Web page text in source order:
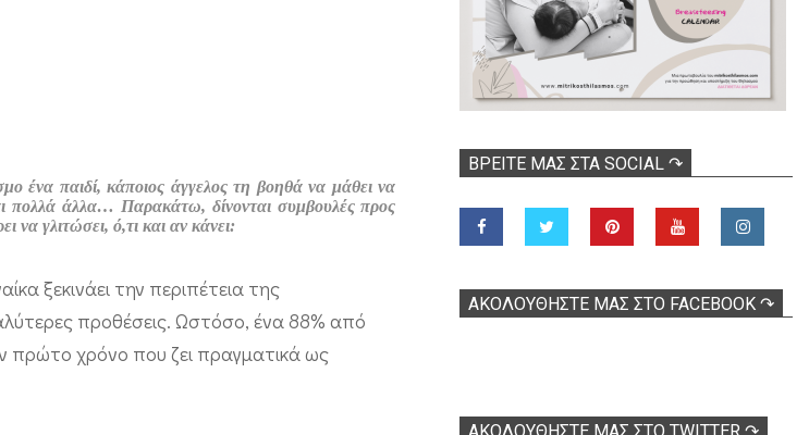
ένα παιδί, κάποιος άγγελος τη βοηθά να μάθει να
πολλά άλλα… Παρακάτω, δίνονται συμβουλές προς
γλιτώσει, ό,τι και αν κάνει:
ξεκινάει την περιπέτεια της
προθέσεις. Ωστόσο, ένα 88% από
πρώτο χρόνο που ζει πραγματικά ως
ΒΡΕΊΤΕ ΜΑΣ ΣΤΑ SOCIAL ↷
ΑΚΟΛOΥΘΉΣΤΕ ΜΑΣ ΣΤΟ FACEBOOK ↷